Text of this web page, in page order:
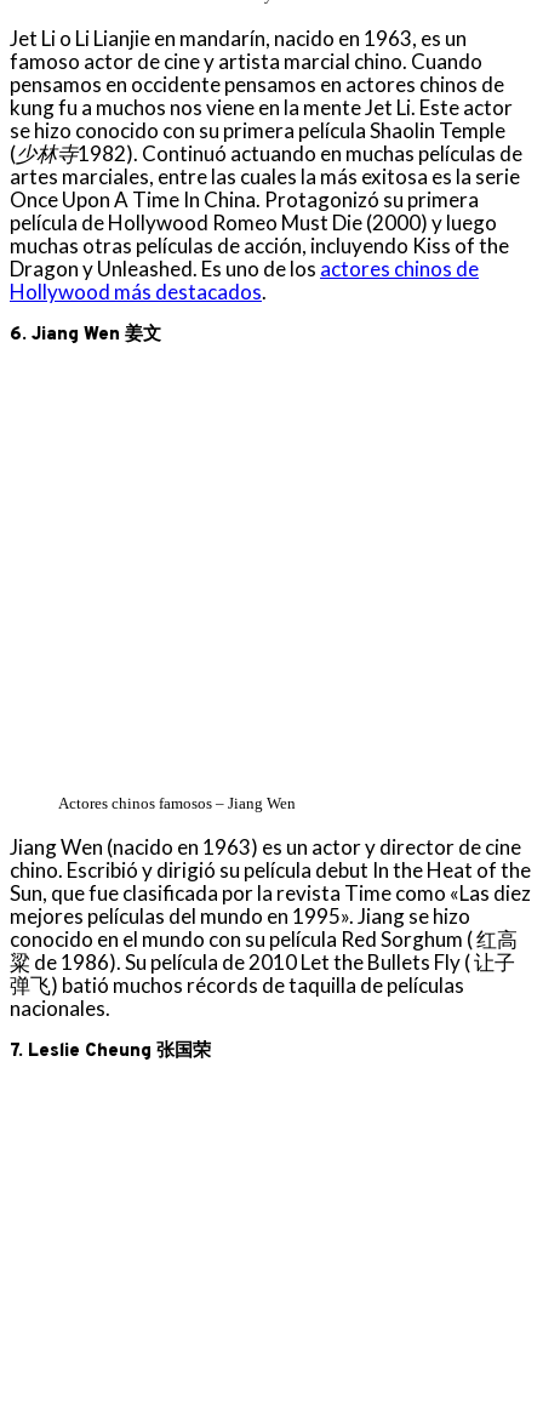
Jet Li o Li Lianjie en mandarín, nacido en 1963, es un
famoso actor de cine y artista marcial chino. Cuando
pensamos en occidente pensamos en actores chinos de
kung fu a muchos nos viene en la mente Jet Li. Este actor
se hizo conocido con su primera película Shaolin Temple
(少林寺1982). Continuó actuando en muchas películas de
artes marciales, entre las cuales la más exitosa es la serie
Once Upon A Time In China. Protagonizó su primera
película de Hollywood Romeo Must Die (2000) y luego
muchas otras películas de acción, incluyendo Kiss of the
Dragon y Unleashed. Es uno de los actores chinos de
Hollywood más destacados.
6. Jiang Wen 姜文
Actores chinos famosos – Jiang Wen
Jiang Wen (nacido en 1963) es un actor y director de cine
chino. Escribió y dirigió su película debut In the Heat of the
Sun, que fue clasificada por la revista Time como «Las diez
mejores películas del mundo en 1995». Jiang se hizo
conocido en el mundo con su película Red Sorghum ( 红高
粱 de 1986). Su película de 2010 Let the Bullets Fly ( 让子
弹飞) batió muchos récords de taquilla de películas
nacionales.
7. Leslie Cheung 张国荣